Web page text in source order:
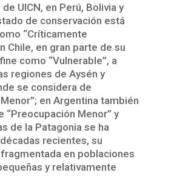
UICN, en Perú, Bolivia y
de conservación está
“Críticamente
Chile, en gran parte de su
como “Vulnerable”, a
regiones de Aysén y
se considera de
en Argentina también
“Preocupación Menor” y
de la Patagonia se ha
recientes, su
en poblaciones
y relativamente